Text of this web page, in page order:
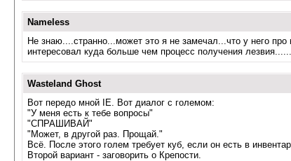
Nameless
Не знаю....странно...может это я не замечал...что у него
интересовал куда больше чем процесс получения
Wasteland Ghost
Вот передо мной IE. Вот диалог с големом:
"У меня есть к тебе вопросы"
"СПРАШИВАЙ"
"Может, в другой раз. Прощай."
Всё. После этого голем требует куб, если он есть в
Второй вариант - заговорить о Крепости.